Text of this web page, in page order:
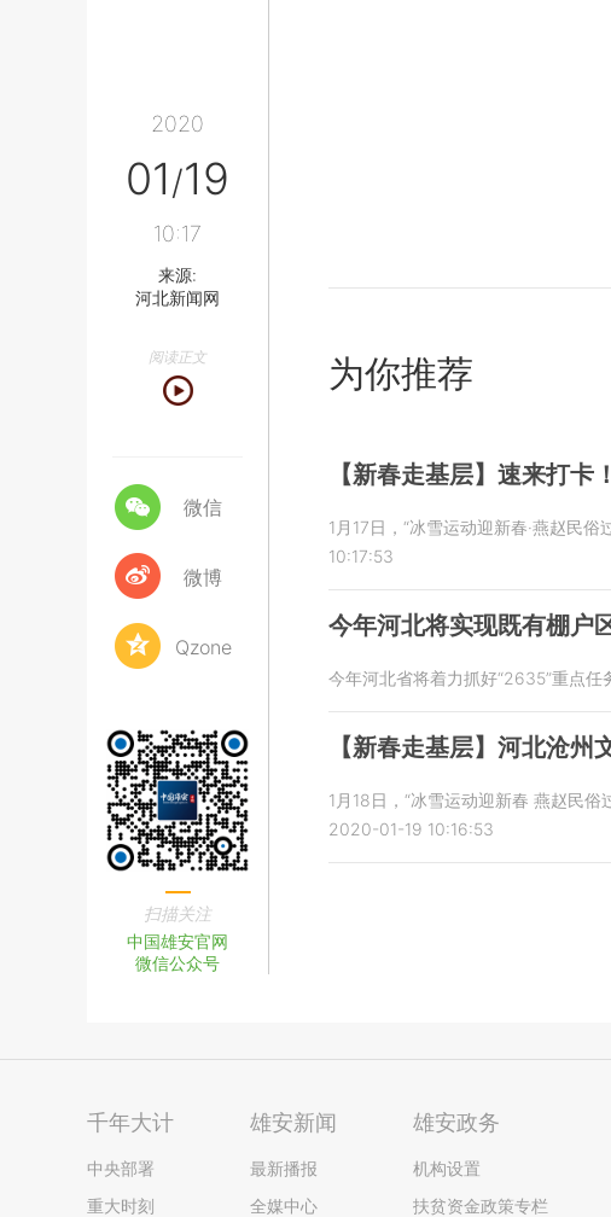
2020
01/19
10:17
来源:
河北新闻网
阅读正文
微信
微博
Qzone
扫描关注
中国雄安官网
微信公众号
为你推荐
【新春走基层】速来打
1月17日，“冰雪运动迎新春·燕赵民
10:17:53
今年河北将实现既有棚户
今年河北省将着力抓好“2635”重点
【新春走基层】河北沧
1月18日，“冰雪运动迎新春 燕赵民
2020-01-19 10:16:53
千年大计
中央部署
重大时刻
雄安新闻
最新播报
全媒中心
雄安政务
机构设置
扶贫资金政策专栏